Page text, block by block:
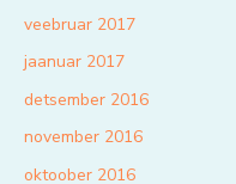
veebruar 2017
jaanuar 2017
detsember 2016
november 2016
oktoober 2016